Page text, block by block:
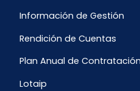
Información de Gestión
Rendición de Cuentas
Plan Anual de Contratación
Lotaip